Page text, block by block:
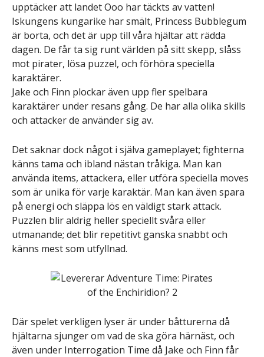
upptäcker att landet Ooo har täckts av vatten!
Iskungens kungarike har smält, Princess Bubblegum
är borta, och det är upp till våra hjältar att rädda
dagen. De får ta sig runt världen på sitt skepp, slåss
mot pirater, lösa puzzel, och förhöra speciella
karaktärer.
Jake och Finn plockar även upp fler spelbara
karaktärer under resans gång. De har alla olika skills
och attacker de använder sig av.
Det saknar dock något i själva gameplayet; fighterna
känns tama och ibland nästan tråkiga. Man kan
använda items, attackera, eller utföra speciella moves
som är unika för varje karaktär. Man kan även spara
på energi och släppa lös en väldigt stark attack.
Puzzlen blir aldrig heller speciellt svåra eller
utmanande; det blir repetitivt ganska snabbt och
känns mest som utfyllnad.
Där spelet verkligen lyser är under båtturerna då
hjältarna sjunger om vad de ska göra härnäst, och
även under Interrogation Time då Jake och Finn får